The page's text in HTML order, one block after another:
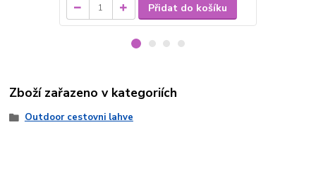
Přidat do košíku
Zboží zařazeno v kategoriích
Outdoor cestovni lahve